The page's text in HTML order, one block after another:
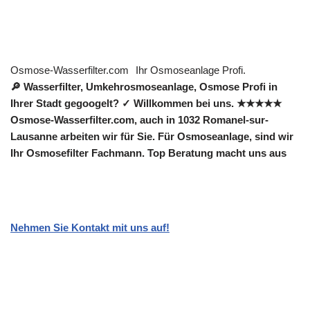
Osmose-Wasserfilter.com
Ihr Osmoseanlage Profi.
🔎 Wasserfilter, Umkehrosmoseanlage, Osmose Profi in
Ihrer Stadt gegoogelt? ✓ Willkommen bei uns. ★★★★★
Osmose-Wasserfilter.com, auch in 1032 Romanel-sur-
Lausanne arbeiten wir für Sie. Für Osmoseanlage, sind wir
Ihr Osmosefilter Fachmann. Top Beratung macht uns aus
Nehmen Sie Kontakt mit uns auf!